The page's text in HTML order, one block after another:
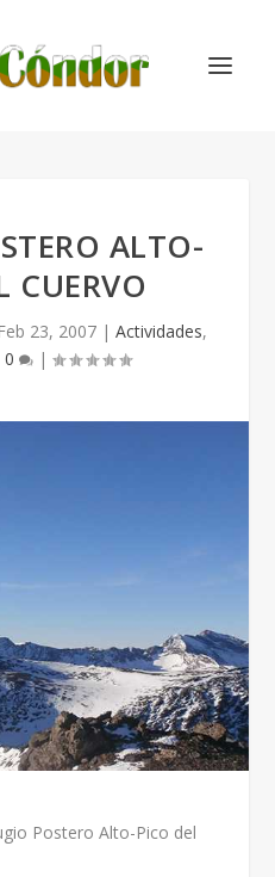
ALTO-
CUERVO
Feb 23, 2007 | Actividades,
0 |
Postero Alto-Pico del